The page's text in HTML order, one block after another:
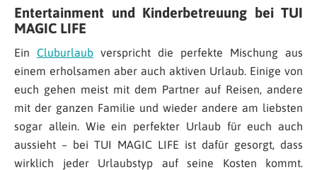
Entertainment und Kinderbetreuung bei TUI
MAGIC LIFE
Ein Cluburlaub verspricht die perfekte Mischung aus
einem erholsamen aber auch aktiven Urlaub. Einige von
euch gehen meist mit dem Partner auf Reisen, andere
mit der ganzen Familie und wieder andere am liebsten
sogar allein. Wie ein perfekter Urlaub für euch auch
aussieht – bei TUI MAGIC LIFE ist dafür gesorgt, dass
wirklich jeder Urlaubstyp auf seine Kosten kommt.